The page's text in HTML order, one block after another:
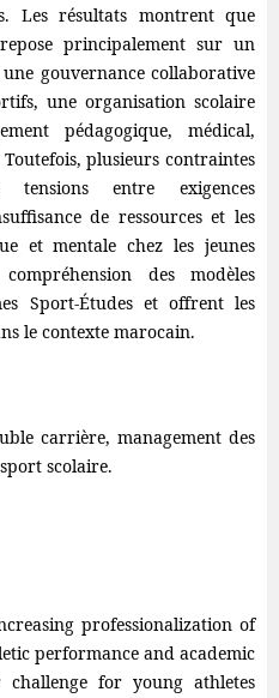
Les résultats montrent que
principalement sur un
gouvernance collaborative
une organisation scolaire
pédagogique, médical,
plusieurs contraintes
tensions entre exigences
de ressources et les
et mentale chez les jeunes
des modèles
Sport-Études et offrent les
le contexte marocain.
carrière, management des
scolaire.
professionalization of
performance and academic
challenge for young athletes